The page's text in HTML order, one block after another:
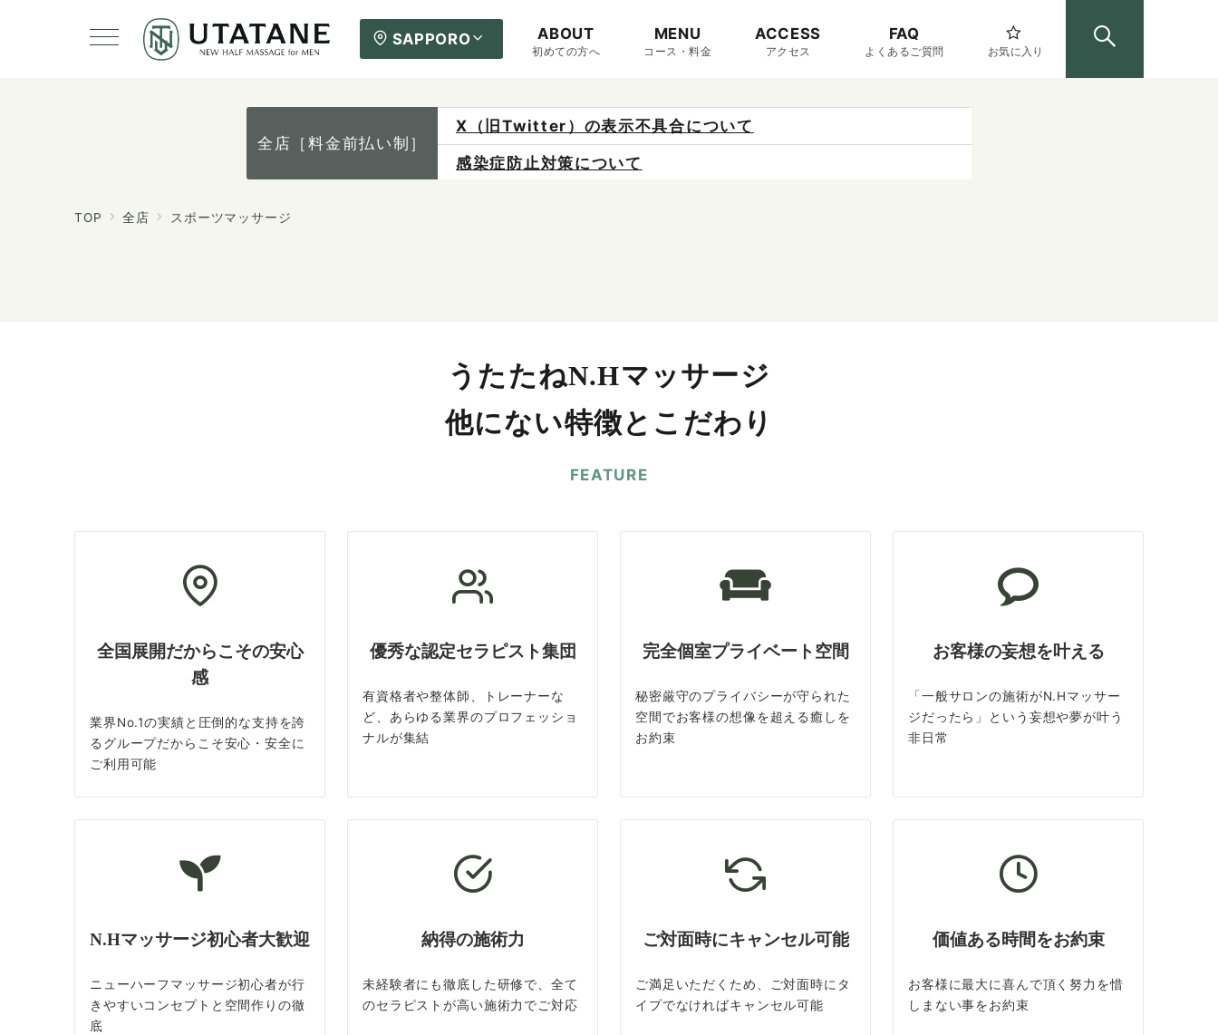
SAPPORO ABOUT
初めての方へ
MENU
コース・料金
ACCESS
アクセス
FAQ
よくあるご質問 お気に入り
全店［料金前払い制］
X（旧Twitter）の表示不具合について
感染症防止対策について
TOP 全店 スポーツマッサージ
うたたねN.Hマッサージ
他にない特徴とこだわり
FEATURE
全国展開だからこその安心
感
業界No.1の実績と圧倒的な支持を誇
るグループだからこそ安心・安全に
ご利用可能
優秀な認定セラピスト集団
有資格者や整体師、トレーナーな
ど、あらゆる業界のプロフェッショ
ナルが集結
完全個室プライベート空間
秘密厳守のプライバシーが守られた
空間でお客様の想像を超える癒しを
お約束
お客様の妄想を叶える
「一般サロンの施術がN.Hマッサー
ジだったら」という妄想や夢が叶う
非日常
N.Hマッサージ初心者大歓迎
ニューハーフマッサージ初心者が行
きやすいコンセプトと空間作りの徹
底
納得の施術力
未経験者にも徹底した研修で、全て
のセラピストが高い施術力でご対応
ご対面時にキャンセル可能
ご満足いただくため、ご対面時にタ
イプでなければキャンセル可能
価値ある時間をお約束
お客様に最大に喜んで頂く努力を惜
しまない事をお約束